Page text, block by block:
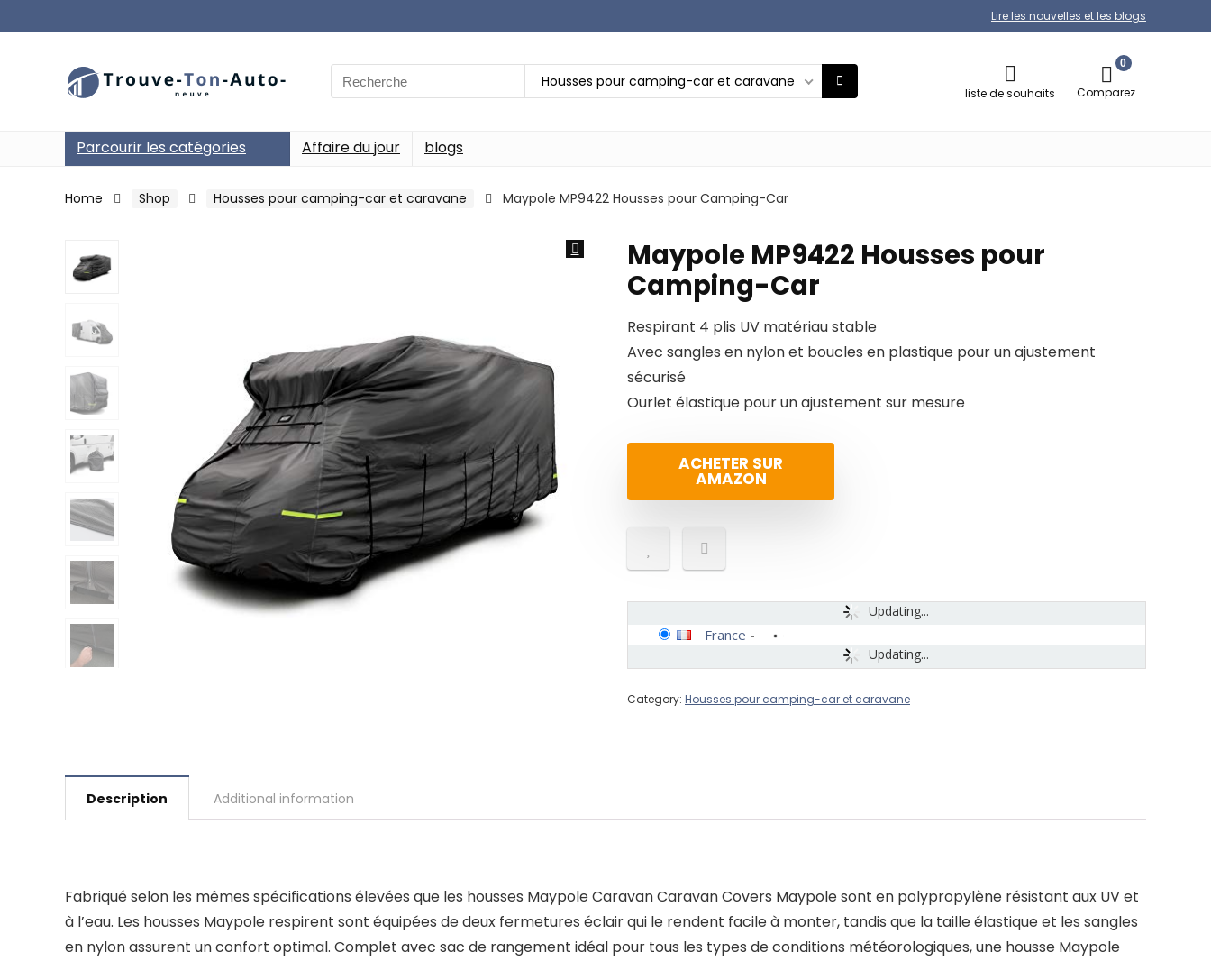
Lire les nouvelles et les blogs
Search
for:
Housses pour camping-car et caravane
liste de souhaits
0
Comparez
Parcourir les catégories Affaire du jour blogs
Home Shop Housses pour camping-car et caravane Maypole MP9422 Housses pour Camping-Car
Maypole MP9422 Housses pour
Camping-Car
Respirant 4 plis UV matériau stable
Avec sangles en nylon et boucles en plastique pour un ajustement
sécurisé
Ourlet élastique pour un ajustement sur mesure
ACHETER SUR
AMAZON
Updating...
Updating...
France -
Category: Housses pour camping-car et caravane
Description Additional information
Fabriqué selon les mêmes spécifications élevées que les housses Maypole Caravan Caravan Covers Maypole sont en polypropylène résistant aux UV et
à l’eau. Les housses Maypole respirent sont équipées de deux fermetures éclair qui le rendent facile à monter, tandis que la taille élastique et les sangles
en nylon assurent un confort optimal. Complet avec sac de rangement idéal pour tous les types de conditions météorologiques, une housse Maypole